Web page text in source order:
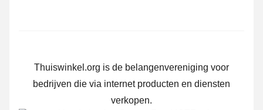
Thuiswinkel.org is de belangenvereniging voor
bedrijven die via internet producten en diensten
verkopen.